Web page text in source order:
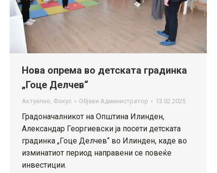
Нова опрема во детската градинка
„Гоце Делчев“
Актуелно Фокус Објави Администратор 13.02.2025
Градоначалникот на Општина Илинден,
Александар Георгиевски ја посети детската
градинка „Гоце Делчев“ во Илинден, каде во
изминатиот период направени се повеќе
инвестиции.